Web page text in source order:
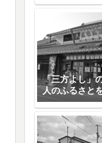
「三方よし」
人のふるさと